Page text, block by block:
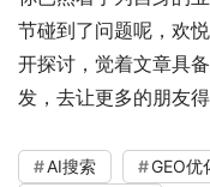
节碰到了问题呢，欢
开探讨，觉着文章具
发，去让更多的朋友得
AI搜索 GEO优